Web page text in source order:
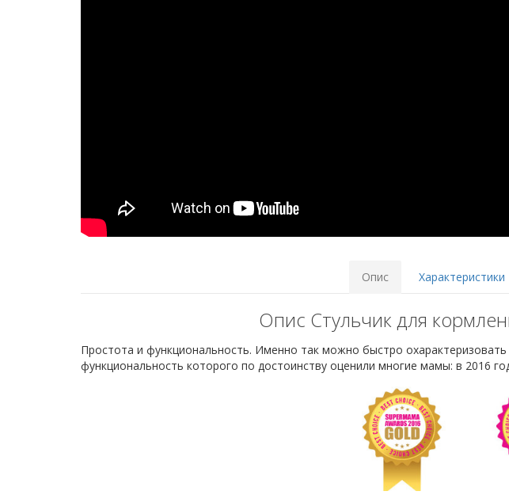
Опис Характеристики
Опис Стульчик для
Простота и функциональность. Именно так можно быстро
функциональность которого по достоинству оценили многие мамы: в 2016